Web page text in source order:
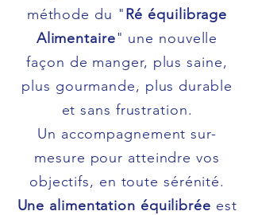
méthode du " Ré équilibrage
Alimentaire" une nouvelle
façon de manger, plus saine,
plus gourmande, plus durable
et sans frustration.
​Un accompagnement sur-
mesure pour atteindre vos
objectifs, en toute sérénité.
Une alimentation équilibrée est